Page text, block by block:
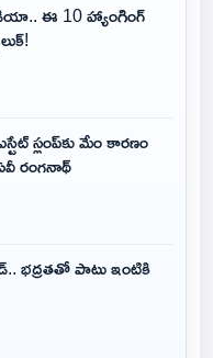
ఈ 10 హ్యాంగింగ్
స్లంప్‌కు మేం కారణం
రంగనాథ్
భద్రతతో పాటు ఇంటికి